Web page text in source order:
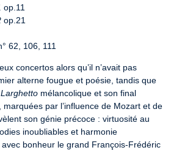
62, 106, 111
concertos alors qu’il n’avait pas
alterne fougue et poésie, tandis que
Larghetto mélancolique et son final
par l’influence de Mozart et de
son génie précoce : virtuosité au
inoubliables et harmonie
bonheur le grand François-Frédéric